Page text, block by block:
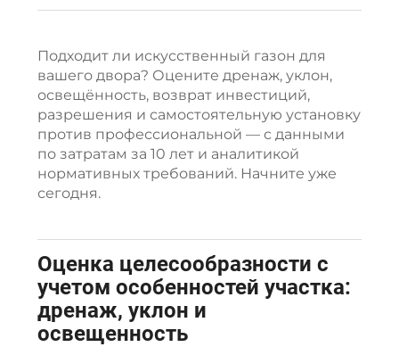
Новости
Скачать
Связаться
Подходит ли искусственный газон для
вашего двора? Оцените дренаж, уклон,
освещённость, возврат инвестиций,
разрешения и самостоятельную установку
против профессиональной — с данными
по затратам за 10 лет и аналитикой
нормативных требований. Начните уже
сегодня.
Оценка целесообразности с
учетом особенностей участка:
дренаж, уклон и
освещенность